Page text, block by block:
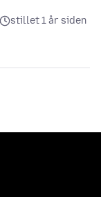
stillet 1 år siden